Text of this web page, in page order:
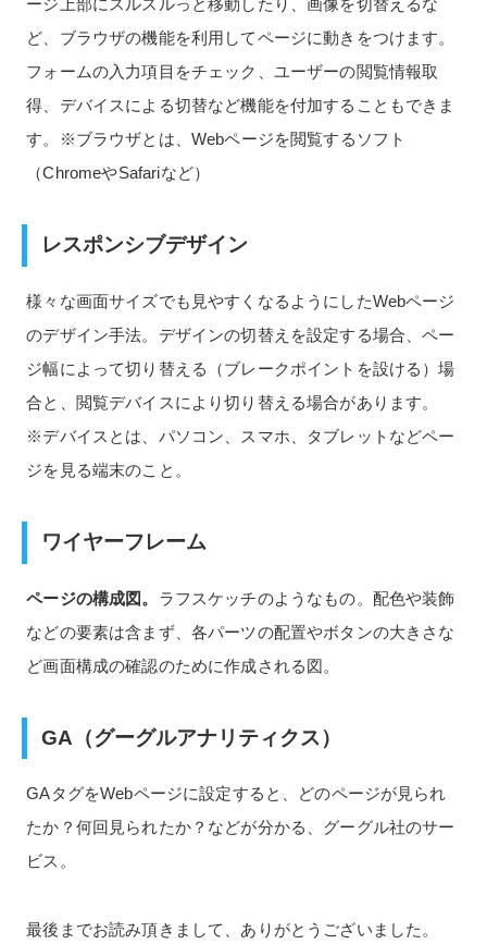
ージ上部にスルスルっと移動したり、画像を切替えるな
ど、ブラウザの機能を利用してページに動きをつけます。
フォームの入力項目をチェック、ユーザーの閲覧情報取
得、デバイスによる切替など機能を付加することもできま
す。※ブラウザとは、Webページを閲覧するソフト
（ChromeやSafariなど）
レスポンシブデザイン
様々な画面サイズでも見やすくなるようにしたWebページ
のデザイン手法。デザインの切替えを設定する場合、ペー
ジ幅によって切り替える（ブレークポイントを設ける）場
合と、閲覧デバイスにより切り替える場合があります。
※デバイスとは、パソコン、スマホ、タブレットなどペー
ジを見る端末のこと。
ワイヤーフレーム
ページの構成図。 ラフスケッチのようなもの。配色や装飾
などの要素は含まず、各パーツの配置やボタンの大きさな
ど画面構成の確認のために作成される図。
GA（グーグルアナリティクス）
GAタグをWebページに設定すると、どのページが見られ
たか？何回見られたか？などが分かる、グーグル社のサー
ビス。
最後までお読み頂きまして、ありがとうございました。